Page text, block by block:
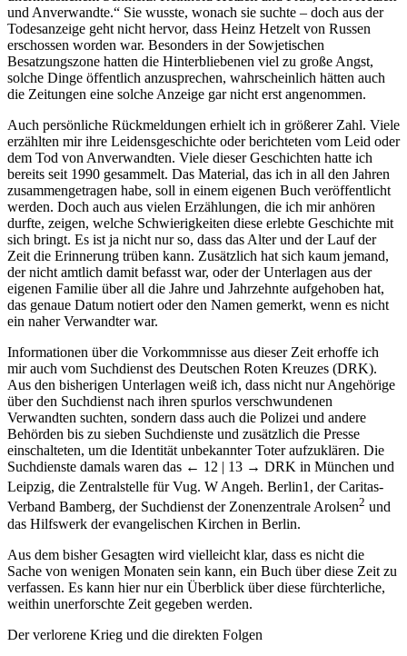
und Anverwandte.“ Sie wusste, wonach sie suchte – doch aus der
Todesanzeige geht nicht hervor, dass Heinz Hetzelt von Russen
erschossen worden war. Besonders in der Sowjetischen
Besatzungszone hatten die Hinterbliebenen viel zu große Angst,
solche Dinge öffentlich anzusprechen, wahrscheinlich hätten auch
die Zeitungen eine solche Anzeige gar nicht erst angenommen.
Auch persönliche Rückmeldungen erhielt ich in größerer Zahl. Viele
erzählten mir ihre Leidensgeschichte oder berichteten vom Leid oder
dem Tod von Anverwandten. Viele dieser Geschichten hatte ich
bereits seit 1990 gesammelt. Das Material, das ich in all den Jahren
zusammengetragen habe, soll in einem eigenen Buch veröffentlicht
werden. Doch auch aus vielen Erzählungen, die ich mir anhören
durfte, zeigen, welche Schwierigkeiten diese erlebte Geschichte mit
sich bringt. Es ist ja nicht nur so, dass das Alter und der Lauf der
Zeit die Erinnerung trüben kann. Zusätzlich hat sich kaum jemand,
der nicht amtlich damit befasst war, oder der Unterlagen aus der
eigenen Familie über all die Jahre und Jahrzehnte aufgehoben hat,
das genaue Datum notiert oder den Namen gemerkt, wenn es nicht
ein naher Verwandter war.
Informationen über die Vorkommnisse aus dieser Zeit erhoffe ich
mir auch vom Suchdienst des Deutschen Roten Kreuzes (DRK).
Aus den bisherigen Unterlagen weiß ich, dass nicht nur Angehörige
über den Suchdienst nach ihren spurlos verschwundenen
Verwandten suchten, sondern dass auch die Polizei und andere
Behörden bis zu sieben Suchdienste und zusätzlich die Presse
einschalteten, um die Identität unbekannter Toter aufzuklären. Die
Suchdienste damals waren das ← 12 | 13 → DRK in München und
Leipzig, die Zentralstelle für Vug. W Angeh. Berlin1 , der Caritas-
Verband Bamberg, der Suchdienst der Zonenzentrale Arolsen2 und
das Hilfswerk der evangelischen Kirchen in Berlin.
Aus dem bisher Gesagten wird vielleicht klar, dass es nicht die
Sache von wenigen Monaten sein kann, ein Buch über diese Zeit zu
verfassen. Es kann hier nur ein Überblick über diese fürchterliche,
weithin unerforschte Zeit gegeben werden.
Der verlorene Krieg und die direkten Folgen